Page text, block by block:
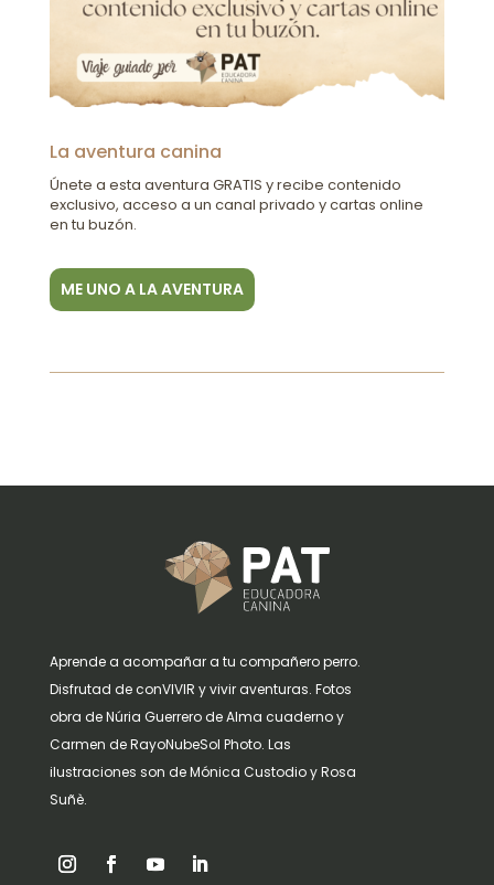
La aventura canina
Únete a esta aventura GRATIS y recibe contenido
exclusivo, acceso a un canal privado y cartas online
en tu buzón.
ME UNO A LA AVENTURA
Aprende a acompañar a tu compañero perro.
Disfrutad de conVIVIR y vivir aventuras. Fotos
obra de Núria Guerrero de Alma cuaderno y
Carmen de RayoNubeSol Photo. Las
ilustraciones son de Mónica Custodio y Rosa
Suñè.